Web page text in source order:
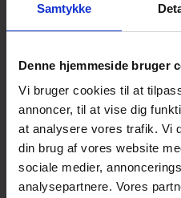
Samtykke
Denne hjemmeside bruger
Vi bruger cookies til at
annoncer, til at vise dig
at analysere vores trafik. Vi
din brug af vores website
sociale medier,
analysepartnere. Vores